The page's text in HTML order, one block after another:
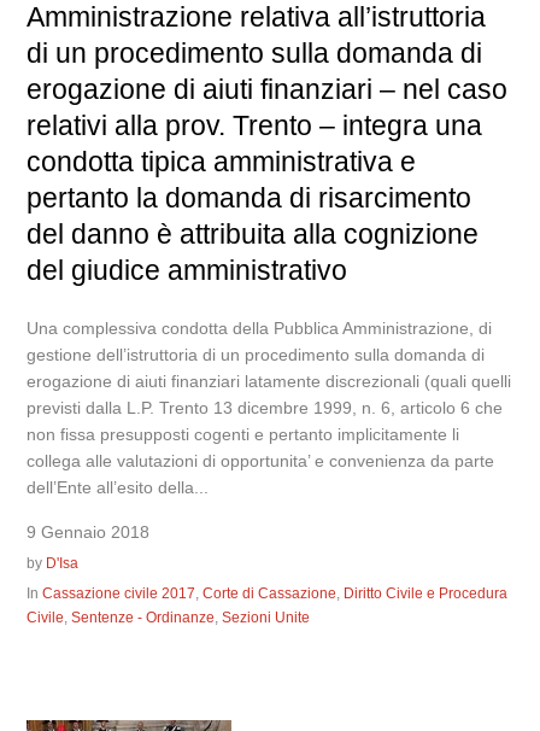
Amministrazione relativa all’istruttoria
di un procedimento sulla domanda di
erogazione di aiuti finanziari – nel caso
relativi alla prov. Trento – integra una
condotta tipica amministrativa e
pertanto la domanda di risarcimento
del danno è attribuita alla cognizione
del giudice amministrativo
Una complessiva condotta della Pubblica Amministrazione, di
gestione dell’istruttoria di un procedimento sulla domanda di
erogazione di aiuti finanziari latamente discrezionali (quali quelli
previsti dalla L.P. Trento 13 dicembre 1999, n. 6, articolo 6 che
non fissa presupposti cogenti e pertanto implicitamente li
collega alle valutazioni di opportunita’ e convenienza da parte
dell’Ente all’esito della...
9 Gennaio 2018
by D'Isa
InCassazione civile 2017,Corte di Cassazione, Diritto Civile e Procedura
Civile,Sentenze - Ordinanze,Sezioni Unite